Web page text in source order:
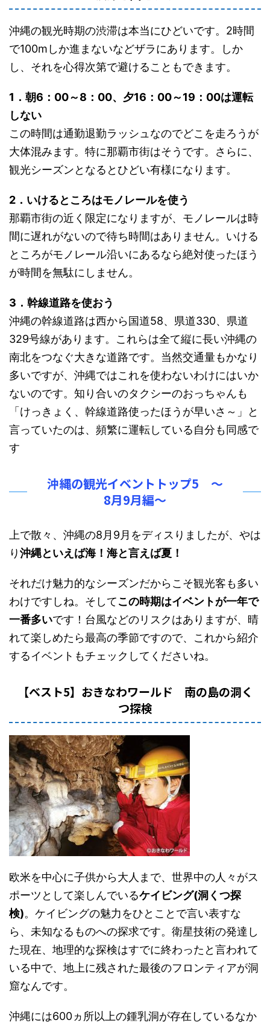
沖縄の観光時期の渋滞は本当にひどいです。2時間
で100mしか進まないなどザラにあります。しか
し、それを心得次第で避けることもできます。
1．朝6：00～8：00、夕16：00～19：00は運転
しない
この時間は通勤退勤ラッシュなのでどこを走ろうが
大体混みます。特に那覇市街はそうです。さらに、
観光シーズンとなるとひどい有様になります。
2．いけるところはモノレールを使う
那覇市街の近く限定になりますが、モノレールは時
間に遅れがないので待ち時間はありません。いける
ところがモノレール沿いにあるなら絶対使ったほう
が時間を無駄にしません。
3．幹線道路を使おう
沖縄の幹線道路は西から国道58、県道330、県道
329号線があります。これらは全て縦に長い沖縄の
南北をつなぐ大きな道路です。当然交通量もかなり
多いですが、沖縄ではこれを使わないわけにはいか
ないのです。知り合いのタクシーのおっちゃんも
「 けっきょく、幹線道路使ったほうが早いさ～ 」と
言っていたのは、頻繁に運転している自分も同感で
す
沖縄の観光イベントトップ5 ～
8月9月編～
上で散々、沖縄の8月9月をディスりましたが、やは
り沖縄といえば海！海と言えば夏！
それだけ魅力的なシーズンだからこそ観光客も多い
わけですしね。そしてこの時期はイベントが一年で
一番多いです！台風などのリスクはありますが、晴
れて楽しめたら最高の季節ですので、これから紹介
するイベントもチェックしてくださいね。
【ベスト5】おきなわワールド 南の島の洞く
つ探検
欧米を中心に子供から大人まで、世界中の人々がス
ポーツとして楽しんでいるケイビング(洞くつ探
検)。ケイビングの魅力をひとことで言い表すな
ら、未知なるものへの探求です。衛星技術の発達し
た現在、地理的な探検はすでに終わったと言われて
いる中で、地上に残された最後のフロンティアが洞
窟なんです。
沖縄には600ヵ所以上の鍾乳洞が存在しているなか